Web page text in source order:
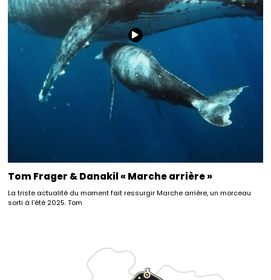
Tom Frager & Danakil « Marche arrière »
La triste actualité du moment fait ressurgir Marche arrière, un morceau
sorti à l’été 2025. Tom